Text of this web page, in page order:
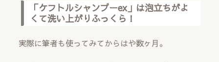
「ケフトルシャンプーex」は泡立ちがよ
くて洗い上がりふっくら！
実際に筆者も使ってみてからはや数ヶ月。